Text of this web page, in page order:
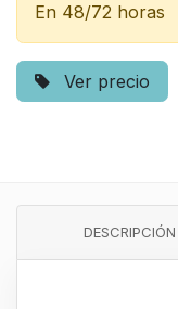
En 48/72 horas
Ver precio
DESCRIPCIÓN